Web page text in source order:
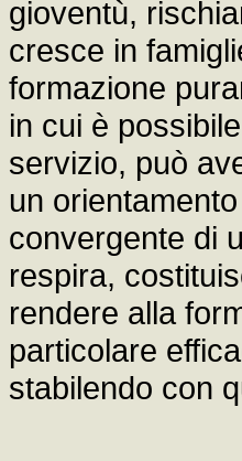
gioventù,
cresce in
formazione
in cui è
servizio, può
un
convergente di
respira,
rendere alla
particolare
stabilendo con